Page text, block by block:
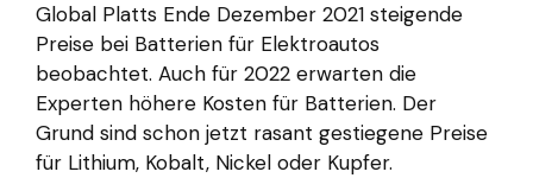
Global Platts Ende Dezember 2021 steigende
Preise bei Batterien für Elektroautos
beobachtet. Auch für 2022 erwarten die
Experten höhere Kosten für Batterien. Der
Grund sind schon jetzt rasant gestiegene Preise
für Lithium, Kobalt, Nickel oder Kupfer.